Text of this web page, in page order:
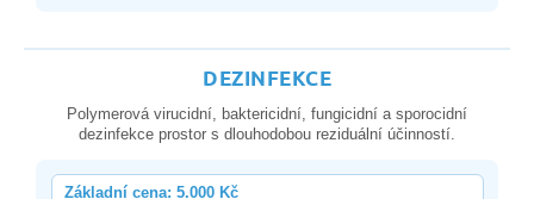
DEZINFEKCE
Polymerová virucidní, baktericidní, fungicidní a sporocidní
dezinfekce prostor s dlouhodobou reziduální účinností.
Základní cena: 5.000 Kč